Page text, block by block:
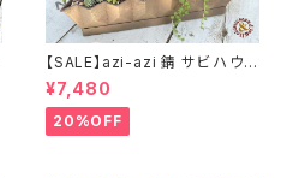
【SALE】azi-azi 錆 サビ ハウス
プランター スクエア 訳あり 特
価 送料無料
¥7,480
20%OFF